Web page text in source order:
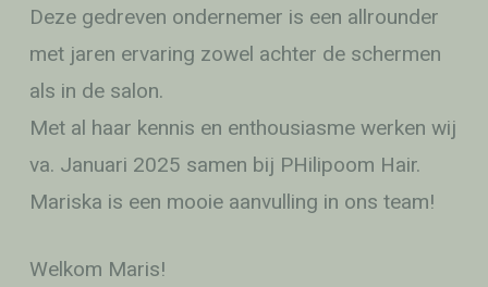
Deze gedreven ondernemer is een allrounder
met jaren ervaring zowel achter de schermen
als in de salon.
Met al haar kennis en enthousiasme werken wij
va. Januari 2025 samen bij PHilipoom Hair.
Mariska is een mooie aanvulling in ons team!
Welkom Maris!